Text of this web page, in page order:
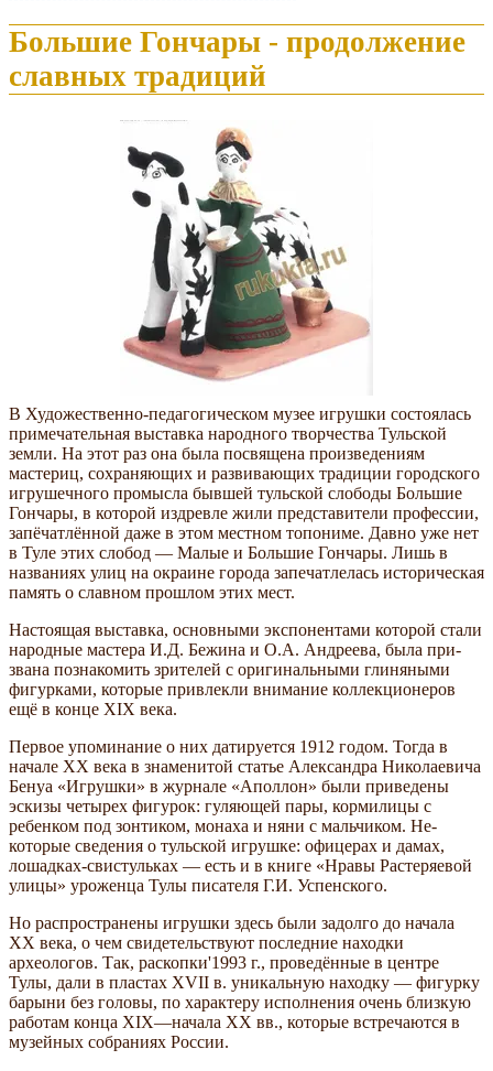
Большие Гончары - продолжение
славных традиций
В Художественно-педагогическом музее игрушки состоялась
примечательная выставка народного творчества Тульской
земли. На этот раз она была посвящена произведениям
мастериц, сохраняющих и развивающих традиции городского
игрушечного промысла бывшей тульской слободы Большие
Гончары, в которой издревле жили представители профессии,
запёчатлённой даже в этом местном топониме. Давно уже нет
в Туле этих сло­бод — Малые и Большие Гончары. Лишь в
названиях улиц на окраине города запечатле­лась историческая
память о славном прошлом этих мест.
Настоящая выставка, основными экспо­нентами которой стали
народные мастера И.Д. Бежина и О.А. Андреева, была при­
звана познакомить зрителей с оригиналь­ными глиняными
фигурками, которые при­влекли внимание коллекционеров
ещё в конце XIX века.
Первое упоминание о них датируется 1912 годом. Тогда в
начале XX века в знаменитой статье Александра Николаевича
Бенуа «Игрушки» в журнале «Аполлон» были приведены
эскизы четырех фигурок: гуляющей пары, кормилицы с
ребенком под зонтиком, монаха и няни с мальчиком. Не­
которые сведения о тульской игрушке: офи­церах и дамах,
лошадках-свистульках — есть и в книге «Нравы Растеряевой
улицы» уроженца Тулы писателя Г.И. Успенского.
Но распространены игрушки здесь были задолго до начала
XX века, о чем свиде­тельствуют последние находки
археологов. Так, раскопки'1993 г., проведённые в центре
Тулы, дали в пластах XVII в. уникальную на­ходку — фигурку
барыни без головы, по ха­рактеру исполнения очень близкую
рабо­там конца XIX—начала XX вв., которые встречаются в
музейных собраниях России.